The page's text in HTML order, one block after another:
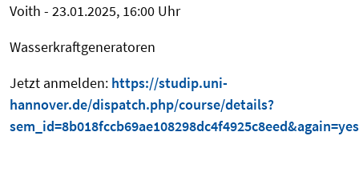
Voith - 23.01.2025, 16:00 Uhr
Wasserkraftgeneratoren
Jetzt anmelden: https://studip.uni-
hannover.de/dispatch.php/course/details?
sem_id=8b018fccb69ae108298dc4f4925c8eed&again=yes